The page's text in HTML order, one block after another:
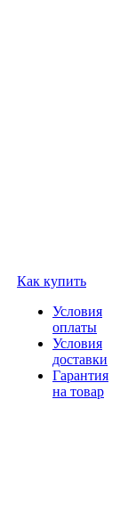
Как купить
Условия
оплаты
Условия
доставки
Гарантия
на товар